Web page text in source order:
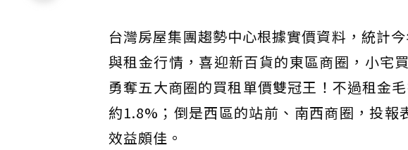
台灣房屋集團趨勢中心根據實價資料，統計
與租金行情，喜迎新百貨的東區商圈，小宅
勇奪五大商圈的買租單價雙冠王！不過租金
約1.8%；倒是西區的站前、南西商圈，投
效益頗佳。